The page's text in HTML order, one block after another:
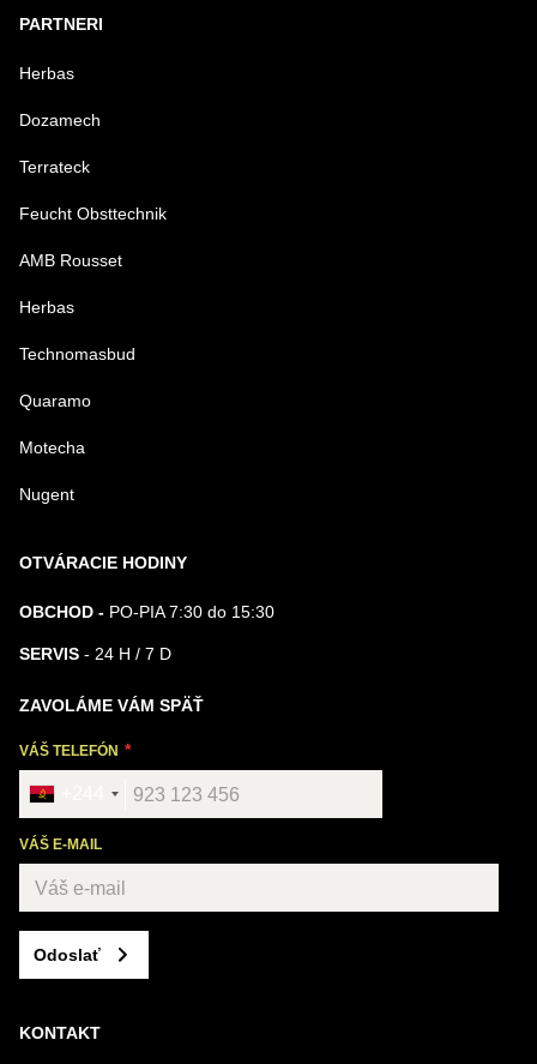
PARTNERI
Herbas
Dozamech
Terrateck
Feucht Obsttechnik
AMB Rousset
Herbas
Technomasbud
Quaramo
Motecha
Nugent
OTVÁRACIE HODINY
OBCHOD - PO-PIA 7:30 do 15:30
SERVIS - 24 H / 7 D
ZAVOLÁME VÁM SPÄŤ
VÁŠ TELEFÓN
VÁŠ E-MAIL
Odoslať
KONTAKT